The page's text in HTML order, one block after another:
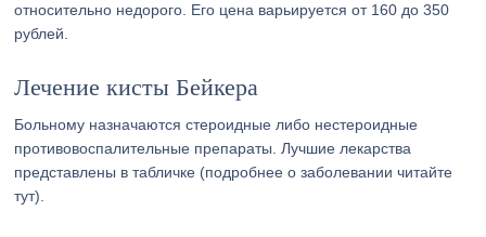
относительно недорого. Его цена варьируется от 160 до 350
рублей.
Лечение кисты Бейкера
Больному назначаются стероидные либо нестероидные
противовоспалительные препараты. Лучшие лекарства
представлены в табличке (подробнее о заболевании читайте
тут).